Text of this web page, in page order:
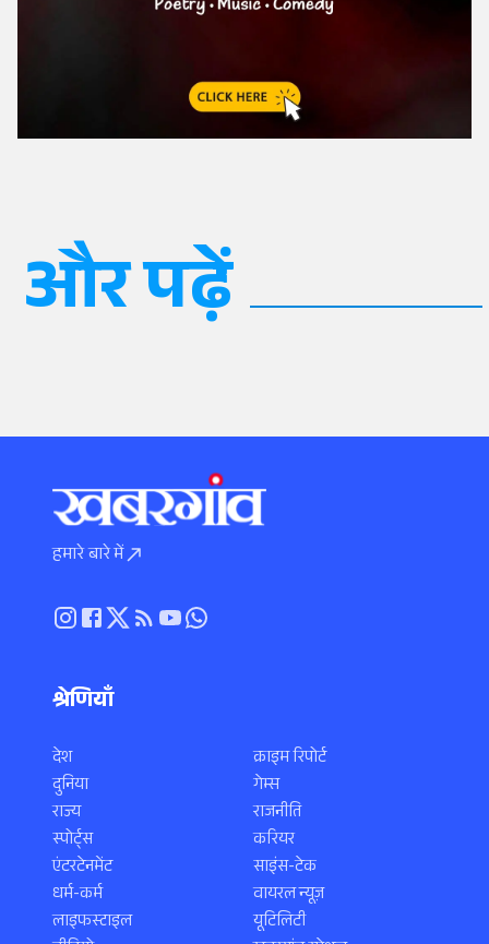
और पढ़ें
हमारे बारे में
श्रेणियाँ
देश
दुनिया
राज्य
स्पोर्ट्स
एंटरटेनमेंट
धर्म-कर्म
लाइफस्टाइल
क्राइम रिपोर्ट
गेम्स
राजनीति
करियर
साइंस-टेक
वायरल न्यूज़
यूटिलिटी